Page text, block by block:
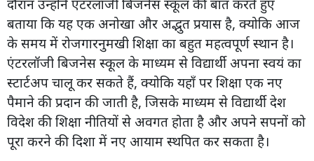
दौरान उन्होंने एंटरलॉजी बिजनेस स्कूल की बात करते हुए
बताया कि यह एक अनोखा और अद्भुत प्रयास है, क्योकि आज
के समय में रोजगारनुमखी शिक्षा का बहुत महत्वपूर्ण स्थान है।
एंटरलॉजी बिजनेस स्कूल के माध्यम से विद्यार्थी अपना स्वयं का
स्टार्टअप चालू कर सकते हैं, क्योकि यहाँ पर शिक्षा एक नए
पैमाने की प्रदान की जाती है, जिसके माध्यम से विद्यार्थी देश
विदेश की शिक्षा नीतियों से अवगत होता है और अपने सपनों को
पूरा करने की दिशा में नए आयाम स्थपित कर सकता है।